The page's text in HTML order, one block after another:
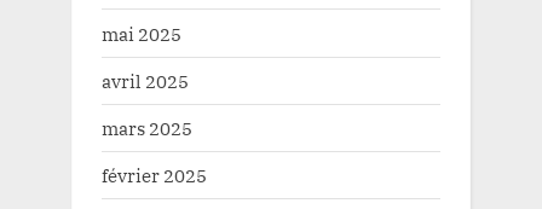
mai 2025
avril 2025
mars 2025
février 2025